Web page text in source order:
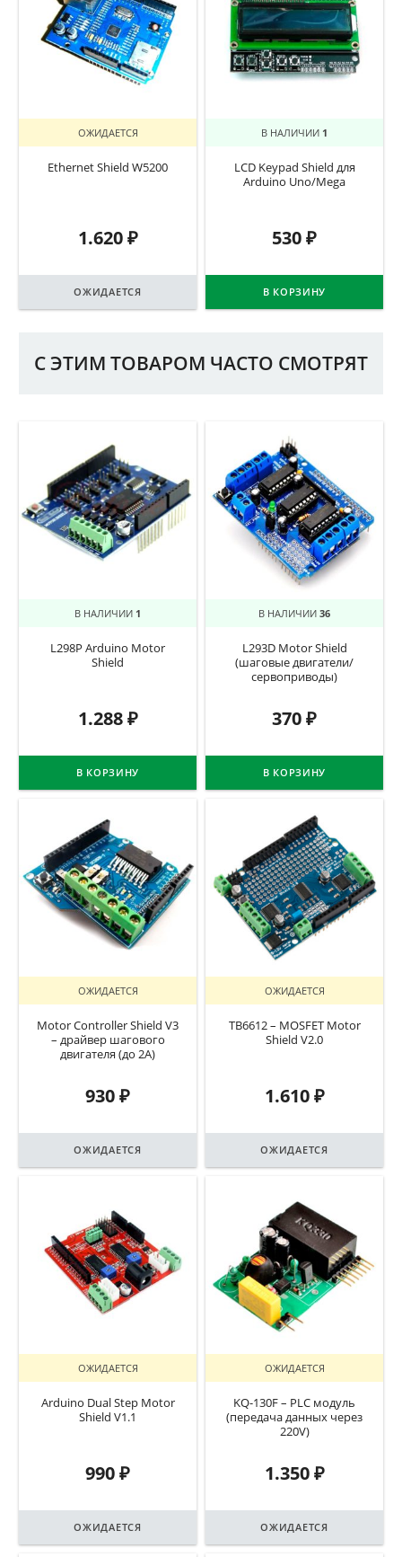
ОЖИДАЕТСЯ
Ethernet Shield W5200
1.620₽
ОЖИДАЕТСЯ
В НАЛИЧИИ 1
LCD Keypad Shield для
Arduino Uno/Mega
530₽
В КОРЗИНУ
С ЭТИМ ТОВАРОМ ЧАСТО СМОТРЯТ
В НАЛИЧИИ 1
L298P Arduino Motor
Shield
1.288₽
В КОРЗИНУ
В НАЛИЧИИ 36
L293D Motor Shield
(шаговые двигатели/
сервоприводы)
370₽
В КОРЗИНУ
ОЖИДАЕТСЯ
Motor Controller Shield V3
– драйвер шагового
двигателя (до 2А)
930₽
ОЖИДАЕТСЯ
ОЖИДАЕТСЯ
TB6612 – MOSFET Motor
Shield V2.0
1.610₽
ОЖИДАЕТСЯ
ОЖИДАЕТСЯ
Arduino Dual Step Motor
Shield V1.1
990₽
ОЖИДАЕТСЯ
ОЖИДАЕТСЯ
KQ-130F – PLC модуль
(передача данных через
220V)
1.350₽
ОЖИДАЕТСЯ